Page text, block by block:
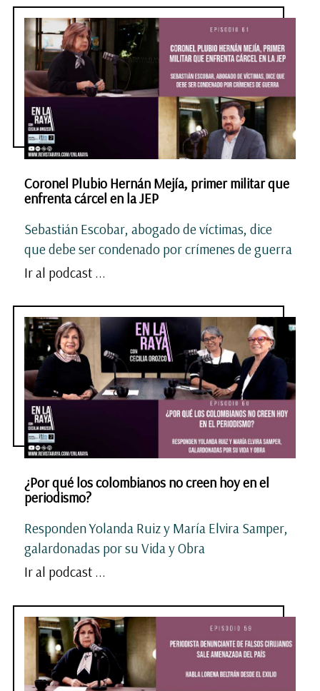
Coronel Plubio Hernán Mejía, primer militar que
enfrenta cárcel en la JEP
Sebastián Escobar, abogado de víctimas, dice
que debe ser condenado por crímenes de guerra
Ir al podcast ...
¿Por qué los colombianos no creen hoy en el
periodismo?
Responden Yolanda Ruiz y María Elvira Samper,
galardonadas por su Vida y Obra
Ir al podcast ...